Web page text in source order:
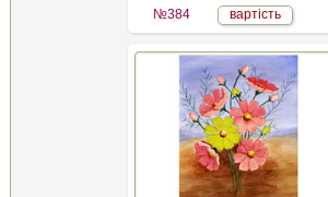
№384 вартість